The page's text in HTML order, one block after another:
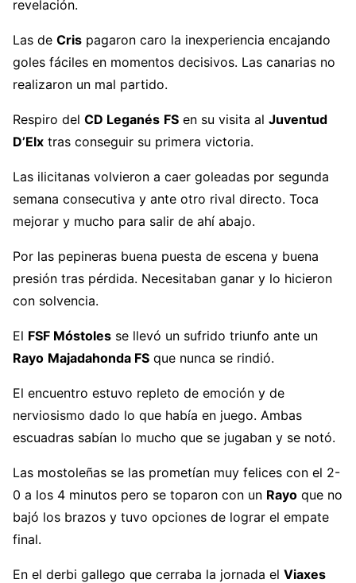
revelación.
Las de Cris pagaron caro la inexperiencia encajando
goles fáciles en momentos decisivos. Las canarias no
realizaron un mal partido.
Respiro del CD Leganés FS en su visita al Juventud
D’Elx tras conseguir su primera victoria.
Las ilicitanas volvieron a caer goleadas por segunda
semana consecutiva y ante otro rival directo. Toca
mejorar y mucho para salir de ahí abajo.
Por las pepineras buena puesta de escena y buena
presión tras pérdida. Necesitaban ganar y lo hicieron
con solvencia.
El FSF Móstoles se llevó un sufrido triunfo ante un
Rayo Majadahonda FS que nunca se rindió.
El encuentro estuvo repleto de emoción y de
nerviosismo dado lo que había en juego. Ambas
escuadras sabían lo mucho que se jugaban y se notó.
Las mostoleñas se las prometían muy felices con el 2-
0 a los 4 minutos pero se toparon con un Rayo que no
bajó los brazos y tuvo opciones de lograr el empate
final.
En el derbi gallego que cerraba la jornada el Viaxes